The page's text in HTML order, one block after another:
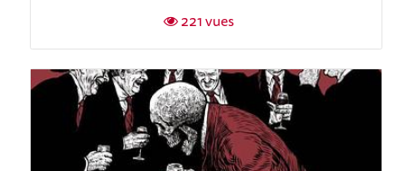
221 vues